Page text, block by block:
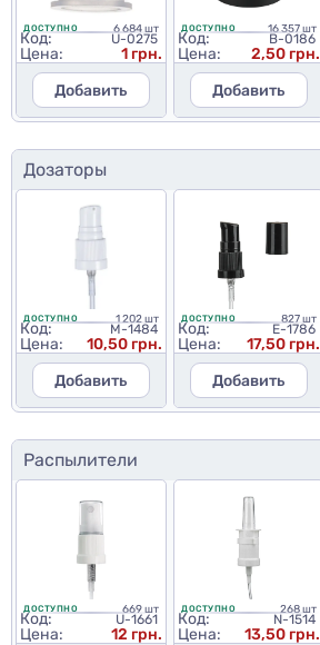
ДОСТУПНО 6 684 шт
Код: U-0275
Цена:
1 грн.
Добавить
ДОСТУПНО 16 357 шт
Код: B-0186
Цена:
2,50 грн.
Добавить
Дозаторы
ДОСТУПНО 1 202 шт
Код: M-1484
Цена:
10,50 грн.
Добавить
ДОСТУПНО 827 шт
Код: E-1786
Цена:
17,50 грн.
Добавить
Распылители
ДОСТУПНО 669 шт
Код: U-1661
Цена:
12 грн.
ДОСТУПНО 268 шт
Код: N-1514
Цена:
13,50 грн.